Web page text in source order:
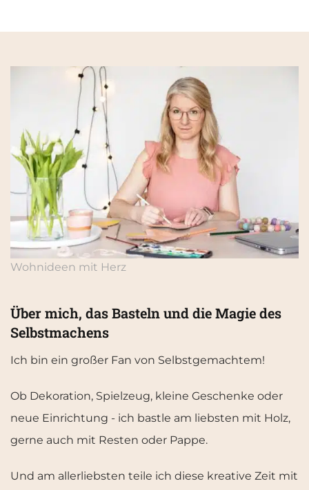
Wohnideen mit Herz
Über mich, das Basteln und die Magie des
Selbstmachens
Ich bin ein großer Fan von Selbstgemachtem!
Ob Dekoration, Spielzeug, kleine Geschenke oder
neue Einrichtung - ich bastle am liebsten mit Holz,
gerne auch mit Resten oder Pappe.
Und am allerliebsten teile ich diese kreative Zeit mit